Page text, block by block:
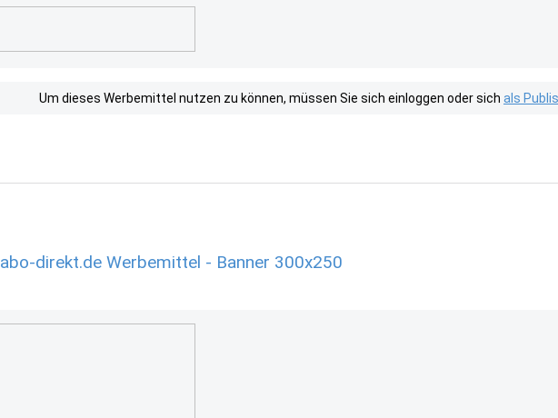
Um dieses Werbemittel nutzen zu können, müssen Sie sich einloggen oder sich als
abo-direkt.de Werbemittel - Banner 300x250